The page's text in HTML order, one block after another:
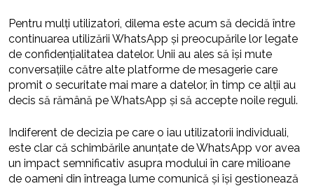
Pentru mulți utilizatori, dilema este acum să decidă între
continuarea utilizării WhatsApp și preocupările lor legate
de confidențialitatea datelor. Unii au ales să își mute
conversațiile către alte platforme de mesagerie care
promit o securitate mai mare a datelor, în timp ce alții au
decis să rămână pe WhatsApp și să accepte noile reguli.
Indiferent de decizia pe care o iau utilizatorii individuali,
este clar că schimbările anunțate de WhatsApp vor avea
un impact semnificativ asupra modului în care milioane
de oameni din întreaga lume comunică și își gestionează